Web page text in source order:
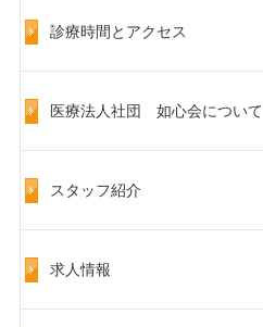
診療時間とアクセス
医療法人社団 如心会について
スタッフ紹介
求人情報